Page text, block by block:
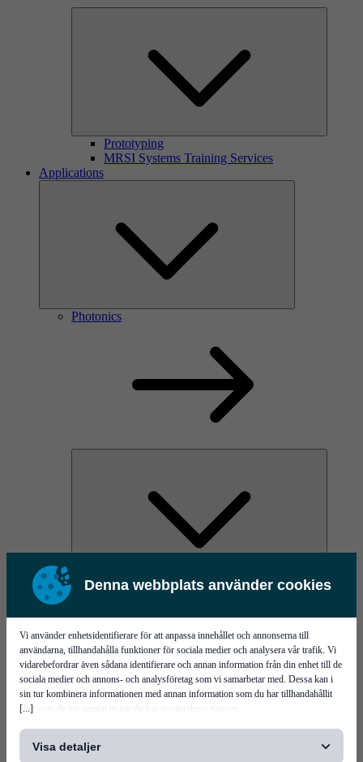
Denna webbplats använder cookies
[...]
Vi använder enhetsidentifierare för att anpassa innehållet och annonserna till
användarna, tillhandahålla funktioner för sociala medier och analysera vår trafik. Vi
vidarebefordrar även sådana identifierare och annan information från din enhet till de
sociala medier och annons- och analysföretag som vi samarbetar med. Dessa kan i
sin tur kombinera informationen med annan information som du har tillhandahållit
eller som de har samlat in när du har använt deras tjänster.
Visa detaljer
Prototyping
MRSI Systems Training Services
Applications
Photonics
AOC
Silicon Photonics
TO-TOSA/ROSA
Microwave & RF